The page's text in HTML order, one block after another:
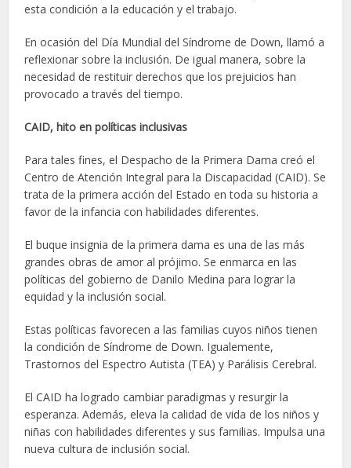
esta condición a la educación y el trabajo.
En ocasión del Día Mundial del Síndrome de Down, llamó a
reflexionar sobre la inclusión. De igual manera, sobre la
necesidad de restituir derechos que los prejuicios han
provocado a través del tiempo.
CAID, hito en políticas inclusivas
Para tales fines, el Despacho de la Primera Dama creó el
Centro de Atención Integral para la Discapacidad (CAID). Se
trata de la primera acción del Estado en toda su historia a
favor de la infancia con habilidades diferentes.
El buque insignia de la primera dama es una de las más
grandes obras de amor al prójimo. Se enmarca en las
políticas del gobierno de Danilo Medina para lograr la
equidad y la inclusión social.
Estas políticas favorecen a las familias cuyos niños tienen
la condición de Síndrome de Down. Igualemente,
Trastornos del Espectro Autista (TEA) y Parálisis Cerebral.
El CAID ha logrado cambiar paradigmas y resurgir la
esperanza. Además, eleva la calidad de vida de los niños y
niñas con habilidades diferentes y sus familias. Impulsa una
nueva cultura de inclusión social.